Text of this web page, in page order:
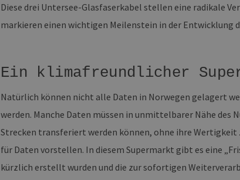
Diese drei Untersee-Glasfaserkabel stellen eine radikale
markieren einen wichtigen Meilenstein in der Entwicklung
Ein klimafreundlicher
Natürlich können nicht alle Daten in Norwegen gelagert
werden. Manche Daten müssen in unmittelbarer Nähe des
Strecken transferiert werden können, ohne ihre Wertigkeit
für Daten vorstellen. In diesem Supermarkt gibt es eine
kürzlich erstellt wurden und die zur sofortigen